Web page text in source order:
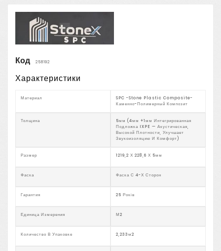
Код 258192
Характеристики
Материал
SPC -Stone Plastic Composite-
Каменно-Полимерный Композит
Толщина
5мм (4мм +1мм Интегрированная
Подложка IXPE — Акустическая,
Высокой Плотности, Улучшает
Звукоизоляцию И Комфорт)
Размер 1219,2 Х 228,6 Х 5мм
Фаска Фаска С 4-Х Сторон
Гарантия 25 Років
Единица Измерения М2
Количество В Упаковке 2,233м2